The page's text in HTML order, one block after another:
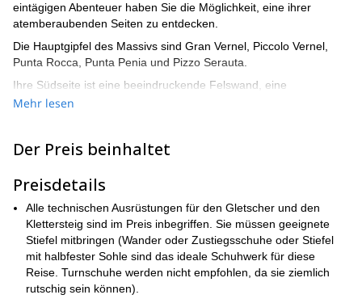
eintägigen Abenteuer haben Sie die Möglichkeit, eine ihrer
atemberaubenden Seiten zu entdecken.
Die Hauptgipfel des Massivs sind Gran Vernel, Piccolo Vernel,
Punta Rocca, Punta Penia und Pizzo Serauta.
Ihre Südseite ist eine beeindruckende Felswand, eine
Herausforderung für Bergsteiger aus aller Welt, während ihre
Südseite der Marmolada erstreckt sich das wunderschöne und
seinen malerischen Weilern zu ihren Füßen.
Die Besteigung der Marmolada ist eine großartige Möglichkeit,
die vielen Gesichter dieses wunderschönen Gipfels zu
entdecken.
Der Marmolada Westgrat Klettersteig zur Punta Penia bietet ein
aufregendes Hochgebirgserlebnis ohne größere technische
Herausforderungen. Obwohl der Weg steile, rutschige Abschnitte
Mehr lesen
Der Preis beinhaltet
Preisdetails
Alle technischen Ausrüstungen für den Gletscher und den
Klettersteig sind im Preis inbegriffen. Sie müssen geeignete
Stiefel mitbringen (Wander oder Zustiegsschuhe oder Stiefel
mit halbfester Sohle sind das ideale Schuhwerk für diese
Reise. Turnschuhe werden nicht empfohlen, da sie ziemlich
rutschig sein können).